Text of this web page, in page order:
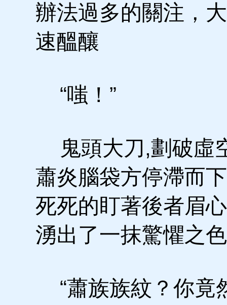
辦法過多的關注，
速醞釀
“嗤！”
鬼頭大刀,劃破虛
蕭炎腦袋方停滯而
死死的盯著後者眉
湧出了一抹驚懼之色
“蕭族族紋？你竟